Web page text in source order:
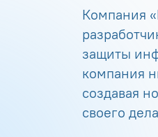
Компания
защиты
компания
создавая
своего